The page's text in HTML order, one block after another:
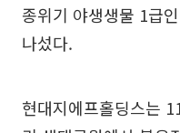
종위기 야생생물 1급
나섰다.
현대지에프홀딩스는